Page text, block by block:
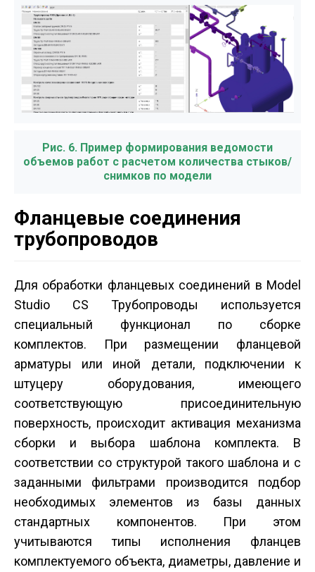
Рис. 6. Пример формирования ведомости
объемов работ с расчетом количества стыков/
снимков по модели
Фланцевые соединения
трубопроводов
Для обработки фланцевых соединений в Model
Studio CS Трубопроводы используется
специальный функционал по сборке
комплектов. При размещении фланцевой
арматуры или иной детали, подключении к
штуцеру оборудования, имеющего
соответствующую присоединительную
поверхность, происходит активация механизма
сборки и выбора шаблона комплекта. В
соответствии со структурой такого шаблона и с
заданными фильтрами производится подбор
необходимых элементов из базы данных
стандартных компонентов. При этом
учитываются типы исполнения фланцев
комплектуемого объекта, диаметры, давление и